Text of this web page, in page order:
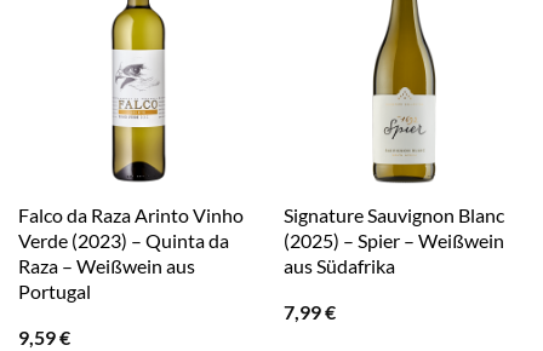
Falco da Raza Arinto Vinho
Verde (2023) – Quinta da
Raza – Weißwein aus
Portugal
9,59€
Signature Sauvignon Blanc
(2025) – Spier – Weißwein
aus Südafrika
7,99€